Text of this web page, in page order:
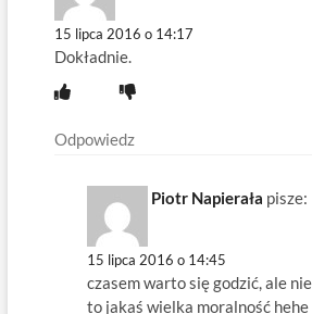
15 lipca 2016 o 14:17
Dokładnie.
Odpowiedz
Piotr Napierała pisze:
15 lipca 2016 o 14:45
czasem warto się godzić, ale
to jakaś wielka moralność hehe